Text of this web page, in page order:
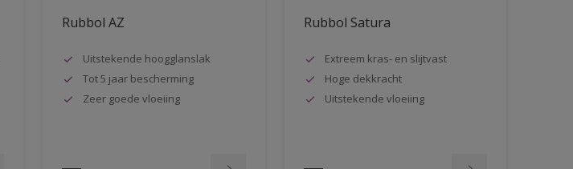
Rubbol AZ
Uitstekende hoogglanslak
Tot 5 jaar bescherming
Zeer goede vloeiing
Rubbol Satura
Extreem kras- en slijtvast
Hoge dekkracht
Uitstekende vloeiing